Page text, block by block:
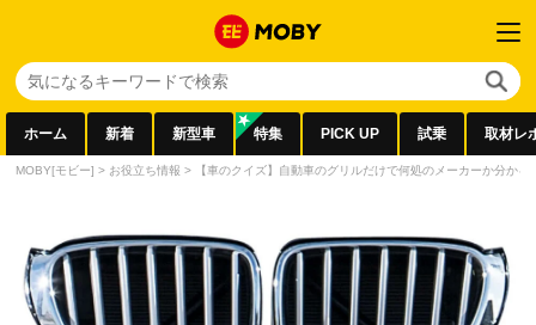
ホーム 新着 新型車 特集 PICK UP 試乗 取材レ
MOBY[モビー] > お役立ち情報 > 【車のクイズ】自動車のグリルだけで何処のメーカーか分かる